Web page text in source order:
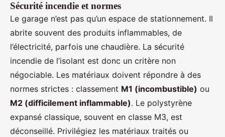
Sécurité incendie et normes
Le garage n’est pas qu’un espace de stationnement. Il
abrite souvent des produits inflammables, de
l’électricité, parfois une chaudière. La sécurité
incendie de l’isolant est donc un critère non
négociable. Les matériaux doivent répondre à des
normes strictes : classement M1 (incombustible) ou
M2 (difficilement inflammable). Le polystyrène
expansé classique, souvent en classe M3, est
déconseillé. Privilégiez les matériaux traités ou